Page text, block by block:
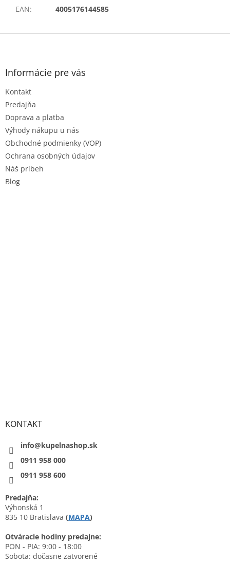
EAN: 4005176144585
Z
Informácie pre vás
Kontakt
Predajňa
Doprava a platba
Výhody nákupu u nás
Obchodné podmienky (VOP)
Ochrana osobných údajov
Náš príbeh
Blog
KONTAKT
info@kupelnashop.sk
0911 958 000
0911 958 600
Predajňa:
Výhonská 1
835 10 Bratislava (MAPA)
Otváracie hodiny predajne:
PON - PIA: 9:00 - 18:00
Sobota: dočasne zatvorené